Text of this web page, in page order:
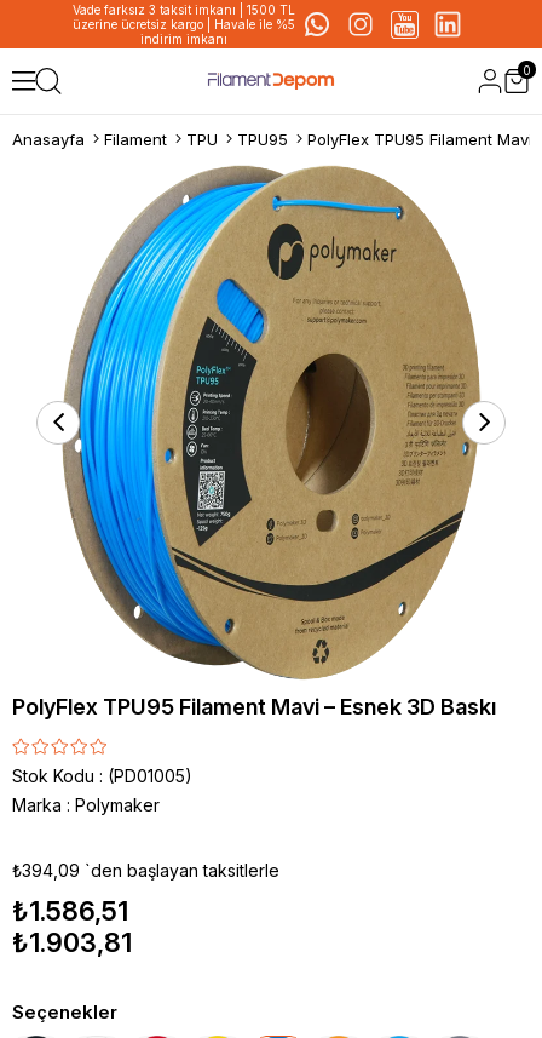
Vade farksız 3 taksit imkanı | 1500 TL
üzerine ücretsiz kargo | Havale ile %5
indirim imkanı
0
Anasayfa Filament TPU TPU95 PolyFlex TPU95 Filament Mavi
PolyFlex TPU95 Filament Mavi – Esnek 3D Baskı
Stok Kodu
(PD01005)
Marka : Polymaker
₺394,09 `den başlayan taksitlerle
₺1.586,51
₺1.903,81
Seçenekler